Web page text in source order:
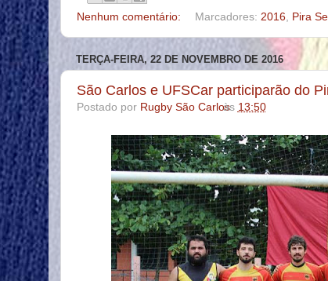
Nenhum comentário: Marcadores: 2016, Pira
TERÇA-FEIRA, 22 DE NOVEMBRO DE 2016
São Carlos e UFSCar participarão do
Postado por Rugby São Carlosàs 13:50